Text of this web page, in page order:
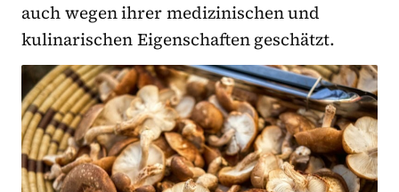
auch wegen ihrer medizinischen und
kulinarischen Eigenschaften geschätzt.